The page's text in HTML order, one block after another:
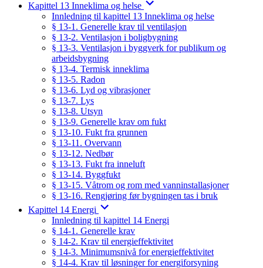
Kapittel 13 Inneklima og helse
Innledning til kapittel 13 Inneklima og helse
§ 13-1. Generelle krav til ventilasjon
§ 13-2. Ventilasjon i boligbygning
§ 13-3. Ventilasjon i byggverk for publikum og
arbeidsbygning
§ 13-4. Termisk inneklima
§ 13-5. Radon
§ 13-6. Lyd og vibrasjoner
§ 13-7. Lys
§ 13-8. Utsyn
§ 13-9. Generelle krav om fukt
§ 13-10. Fukt fra grunnen
§ 13-11. Overvann
§ 13-12. Nedbør
§ 13-13. Fukt fra inneluft
§ 13-14. Byggfukt
§ 13-15. Våtrom og rom med vanninstallasjoner
§ 13-16. Rengjøring før bygningen tas i bruk
Kapittel 14 Energi
Innledning til kapittel 14 Energi
§ 14-1. Generelle krav
§ 14-2. Krav til energieffektivitet
§ 14-3. Minimumsnivå for energieffektivitet
§ 14-4. Krav til løsninger for energiforsyning